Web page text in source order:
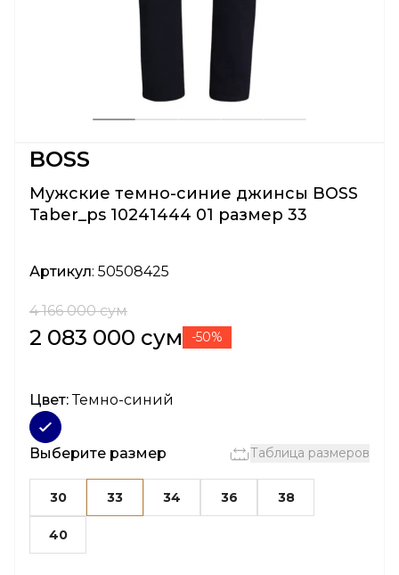
BOSS
Мужские темно-синие джинсы BOSS
Taber_ps 10241444 01 размер 33
Артикул: 50508425
4 166 000 сум
2 083 000 сум -50%
Цвет:Темно-синий
Выберите размер Таблица размеров
30 33 34 36 38
40